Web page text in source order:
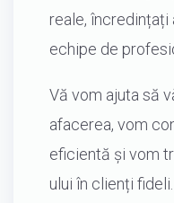
reale,
echipe de
Vă vom ajuta să
afacerea, vom
eficientă și vom
ului în clienți